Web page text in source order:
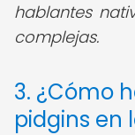
hablantes
complejas.
3. ¿Cómo
pidgins en